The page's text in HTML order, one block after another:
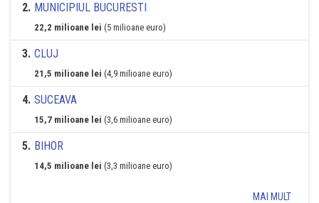
2. MUNICIPIUL BUCURESTI
22,2 milioane lei (5 milioane euro)
3. CLUJ
21,5 milioane lei (4,9 milioane euro)
4. SUCEAVA
15,7 milioane lei (3,6 milioane euro)
5. BIHOR
14,5 milioane lei (3,3 milioane euro)
MAI MULT